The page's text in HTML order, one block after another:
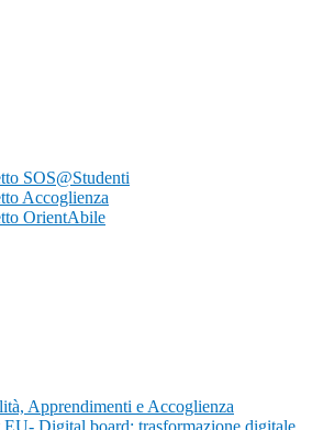
SOS@Studenti
Accoglienza
OrientAbile
Apprendimenti e Accoglienza